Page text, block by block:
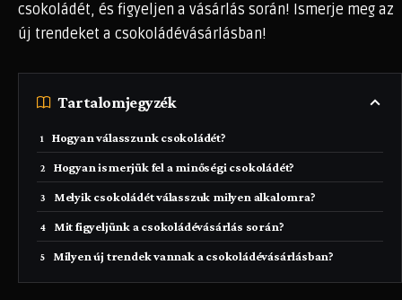
csokoládét, és figyeljen a vásárlás során! Ismerje meg az
új trendeket a csokoládévásárlásban!
Tartalomjegyzék
Hogyan válasszunk csokoládét?
Hogyan ismerjük fel a minőségi csokoládét?
Melyik csokoládét válasszuk milyen alkalomra?
Mit figyeljünk a csokoládévásárlás során?
Milyen új trendek vannak a csokoládévásárlásban?